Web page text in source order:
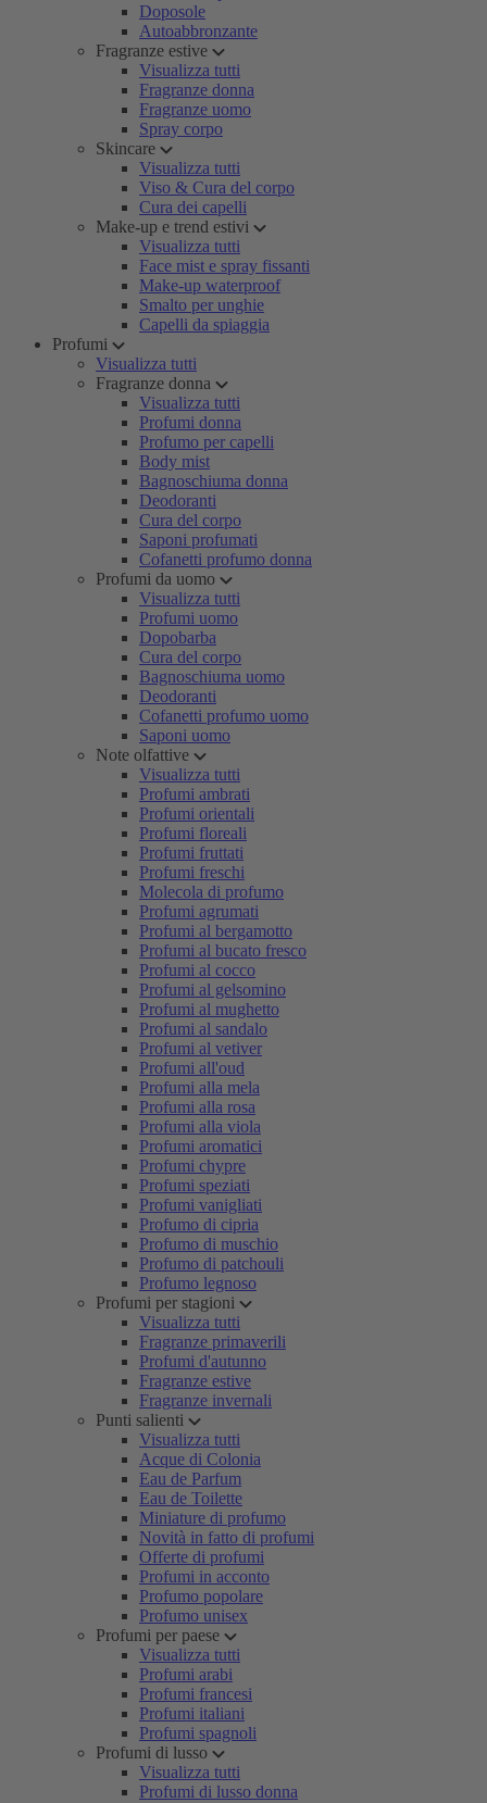
Doposole
Autoabbronzante
Fragranze estive
Visualizza tutti
Fragranze donna
Fragranze uomo
Spray corpo
Skincare
Visualizza tutti
Viso & Cura del corpo
Cura dei capelli
Make-up e trend estivi
Visualizza tutti
Face mist e spray fissanti
Make-up waterproof
Smalto per unghie
Capelli da spiaggia
Profumi
Visualizza tutti
Fragranze donna
Visualizza tutti
Profumi donna
Profumo per capelli
Body mist
Bagnoschiuma donna
Deodoranti
Cura del corpo
Saponi profumati
Cofanetti profumo donna
Profumi da uomo
Visualizza tutti
Profumi uomo
Dopobarba
Cura del corpo
Bagnoschiuma uomo
Deodoranti
Cofanetti profumo uomo
Saponi uomo
Note olfattive
Visualizza tutti
Profumi ambrati
Profumi orientali
Profumi floreali
Profumi fruttati
Profumi freschi
Molecola di profumo
Profumi agrumati
Profumi al bergamotto
Profumi al bucato fresco
Profumi al cocco
Profumi al gelsomino
Profumi al mughetto
Profumi al sandalo
Profumi al vetiver
Profumi all'oud
Profumi alla mela
Profumi alla rosa
Profumi alla viola
Profumi aromatici
Profumi chypre
Profumi speziati
Profumi vanigliati
Profumo di cipria
Profumo di muschio
Profumo di patchouli
Profumo legnoso
Profumi per stagioni
Visualizza tutti
Fragranze primaverili
Profumi d'autunno
Fragranze estive
Fragranze invernali
Punti salienti
Visualizza tutti
Acque di Colonia
Eau de Parfum
Eau de Toilette
Miniature di profumo
Novità in fatto di profumi
Offerte di profumi
Profumi in acconto
Profumo popolare
Profumo unisex
Profumi per paese
Visualizza tutti
Profumi arabi
Profumi francesi
Profumi italiani
Profumi spagnoli
Profumi di lusso
Visualizza tutti
Profumi di lusso donna